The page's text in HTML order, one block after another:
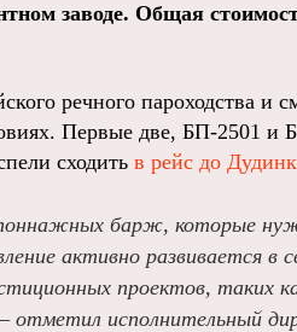
заводе. Общая
речного пароходства и
Первые две, БП-2501 и
сходить в рейс до
барж, которые
активно развивается в
проектов, таких
отметил исполнительный